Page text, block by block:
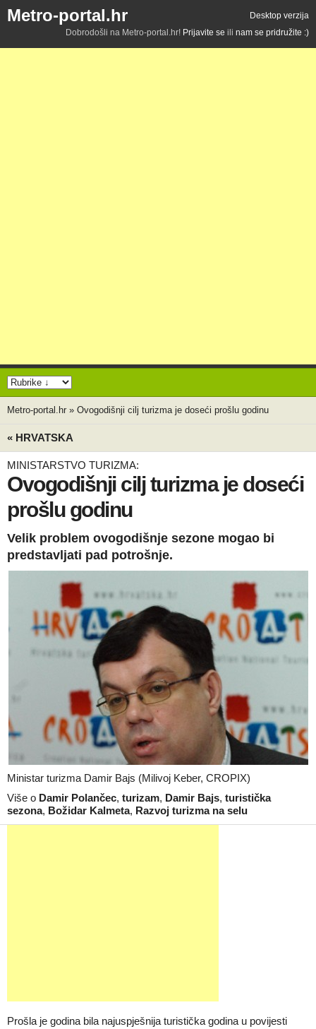
Metro-portal.hr
Desktop verzija
Dobrodošli na Metro-portal.hr! Prijavite se ili nam se pridružite :)
Metro-portal.hr » Ovogodišnji cilj turizma je doseći prošlu godinu
« HRVATSKA
MINISTARSTVO TURIZMA:
Ovogodišnji cilj turizma je doseći
prošlu godinu
Velik problem ovogodišnje sezone mogao bi
predstavljati pad potrošnje.
Ministar turizma Damir Bajs (Milivoj Keber, CROPIX)
Više o Damir Polančec, turizam, Damir Bajs, turistička
sezona, Božidar Kalmeta, Razvoj turizma na selu
Prošla je godina bila najuspješnija turistička godina u povijesti